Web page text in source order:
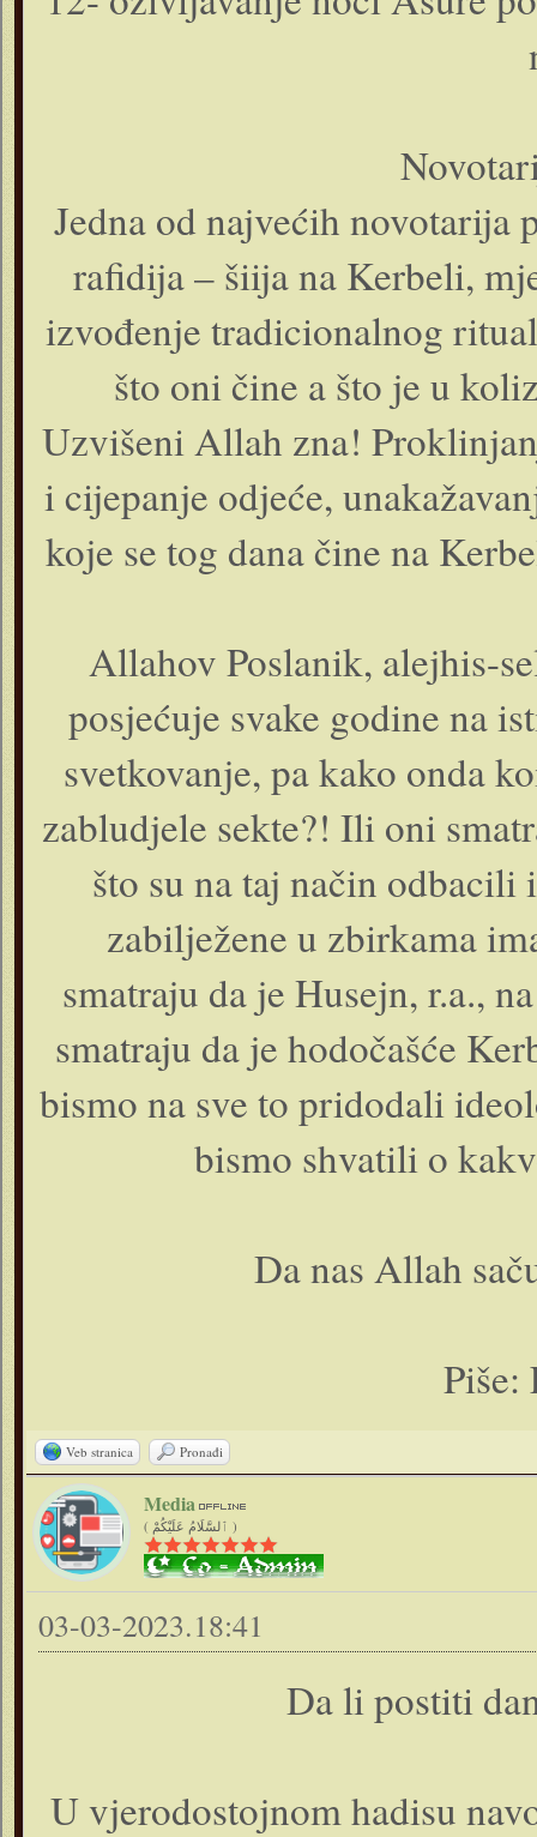
Jedna od najvećih novotarija
rafidija – šiija na Kerbeli,
izvođenje tradicionalnog
što oni čine a što je u
Uzvišeni Allah zna!
i cijepanje odjeće,
koje se tog dana čine na
Allahov Poslanik, alejhis-
posjećuje svake godine na
svetkovanje, pa kako onda
zabludjele sekte?! Ili oni
što su na taj način odbacili
zabilježene u zbirkama
smatraju da je Husejn, r.a.,
smatraju da je hodočašće
bismo na sve to pridodali
bismo shvatili o
Da nas Allah
Piše:
Veb stranica Pronađi
Media
( ٱلسَّلَامُ عَلَيْكُمْ )
03-03-2023.18:41
Da li postiti
U vjerodostojnom hadisu